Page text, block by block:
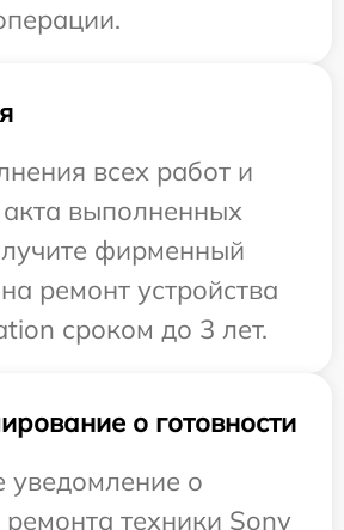
всех работ и
выполненных
фирменный
ремонт устройства
сроком до 3 лет.
о готовности
уведомление о
техники Sony